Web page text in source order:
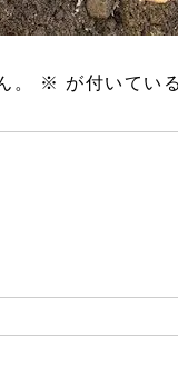
。 ※ が付いてい